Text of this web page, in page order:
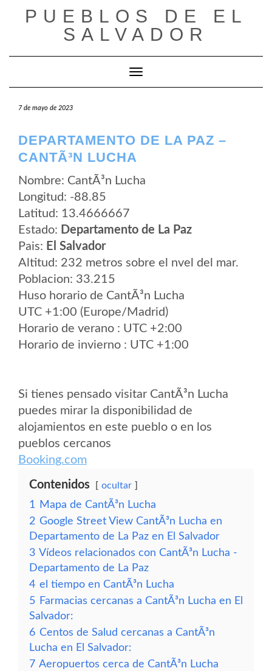
PUEBLOS DE EL
SALVADOR
Cambiar modo de navegación
7 de mayo de 2023
DEPARTAMENTO DE LA PAZ –
CANTÃ³N LUCHA
Nombre: CantÃ³n Lucha
Longitud: -88.85
Latitud: 13.4666667
Estado: Departamento de La Paz
Pais: El Salvador
Altitud: 232 metros sobre el nvel del mar.
Poblacion: 33.215
Huso horario de CantÃ³n Lucha
UTC +1:00 (Europe/Madrid)
Horario de verano : UTC +2:00
Horario de invierno : UTC +1:00
Si tienes pensado visitar CantÃ³n Lucha
puedes mirar la disponibilidad de
alojamientos en este pueblo o en los
pueblos cercanos
Booking.com
Contenidos ocultar
1
Mapa de CantÃ³n Lucha
2 Google Street View CantÃ³n Lucha en
Departamento de La Paz en El Salvador
3 Vídeos relacionados con CantÃ³n Lucha -
Departamento de La Paz
4 el tiempo en CantÃ³n Lucha
5 Farmacias cercanas a CantÃ³n Lucha en El
Salvador:
6 Centos de Salud cercanas a CantÃ³n
Lucha en El Salvador:
7 Aeropuertos cerca de CantÃ³n Lucha